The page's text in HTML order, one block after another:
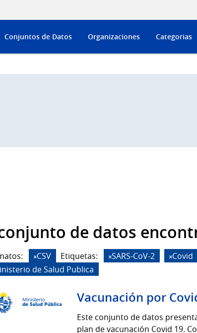
Conjuntos de Datos Organizaciones Categorias
de datos
CSV Etiquetas: SARS-CoV-2 Covid
de Salud Publica
Vacunación por
Este conjunto de datos
plan de vacunación Covid 19.